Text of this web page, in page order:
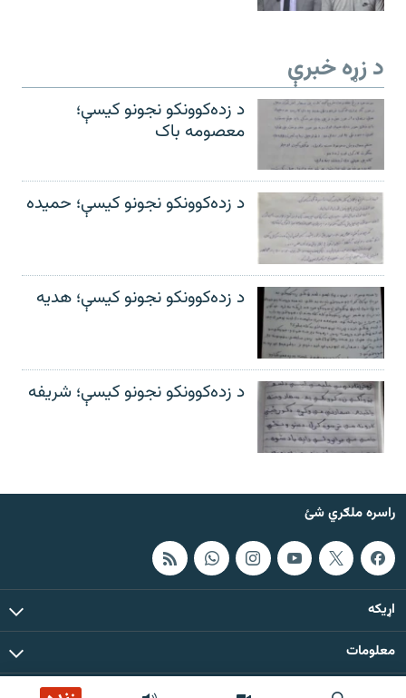
د زړه خبرې
د زده‌کوونکو نجونو کیسې؛
معصومه باک
د زده‌کوونکو نجونو کیسې؛ حمیده
د زده‌کوونکو نجونو کیسې؛ هدیه
د زده‌کوونکو نجونو کیسې؛ شریفه
راسره ملګري شئ
اړيکه
معلومات